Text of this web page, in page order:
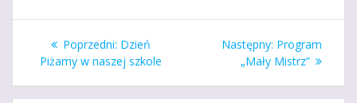
Nawigacja
wpisu
Poprzedni: Poprzedni
wpis:
Dzień
Piżamy w naszej szkole
Następny: Następny
wpis:
Program
„Mały Mistrz”